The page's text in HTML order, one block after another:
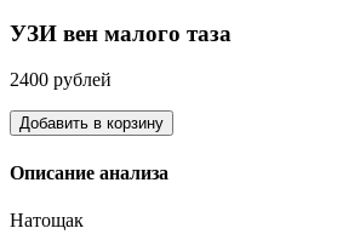
УЗИ вен малого таза
2400 рублей
Добавить в корзину
Описание анализа
Натощак